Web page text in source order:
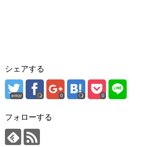
シェアする
error 0 0
フォローする